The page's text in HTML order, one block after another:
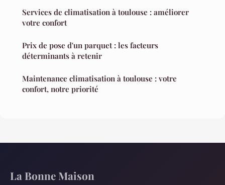
Services de climatisation à toulouse : améliorer
votre confort
Prix de pose d'un parquet : les facteurs
déterminants à retenir
Maintenance climatisation à toulouse : votre
confort, notre priorité
La Bonne Maison